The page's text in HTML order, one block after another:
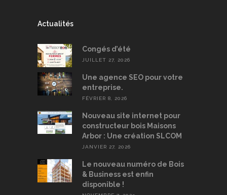
Actualités
Congés d’été
JUILLET 27, 2026
Une agence SEO pour votre
entreprise.
FÉVRIER 8, 2026
Nouveau site internet pour
constructeur bois Maisons
Arbor : Une création SLCOM
JANVIER 27, 2026
Le nouveau numéro de Bois
& Business est enfin
disponible !